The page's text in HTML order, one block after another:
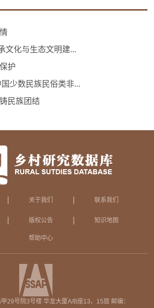
文化与生态文明建...
护
少数民族民俗类非...
民族团结
关于我们 联系我们
版权公告 知识地图
帮助中心
29号院3号楼 华龙大厦A/B座13、15层 邮编：